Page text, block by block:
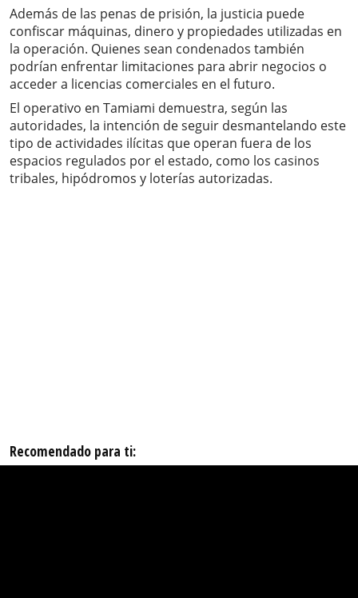
Además de las penas de prisión, la justicia puede
confiscar máquinas, dinero y propiedades utilizadas en
la operación. Quienes sean condenados también
podrían enfrentar limitaciones para abrir negocios o
acceder a licencias comerciales en el futuro.
El operativo en Tamiami demuestra, según las
autoridades, la intención de seguir desmantelando este
tipo de actividades ilícitas que operan fuera de los
espacios regulados por el estado, como los casinos
tribales, hipódromos y loterías autorizadas.
Recomendado para ti: